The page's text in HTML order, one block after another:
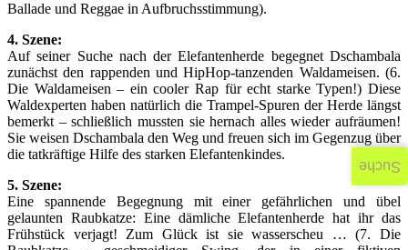
Ballade und Reggae in Aufbruchsstimmung).
4. Szene:
Auf seiner Suche nach der Elefantenherde begegnet Dschambala
zunächst den rappenden und HipHop-tanzenden Waldameisen. (6.
Die Waldameisen – ein cooler Rap für echt starke Typen!) Diese
Waldexperten haben natürlich die Trampel-Spuren der Herde längst
bemerkt – schließlich mussten sie hernach alles wieder aufräumen!
Sie weisen Dschambala den Weg und freuen sich im Gegenzug über
die tatkräftige Hilfe des starken Elefantenkindes.
5. Szene:
Eine spannende Begegnung mit einer gefährlichen und übel
gelaunten Raubkatze: Eine dämliche Elefantenherde hat ihr das
Frühstück verjagt! Zum Glück ist sie wasserscheu … (7. Die
Suche